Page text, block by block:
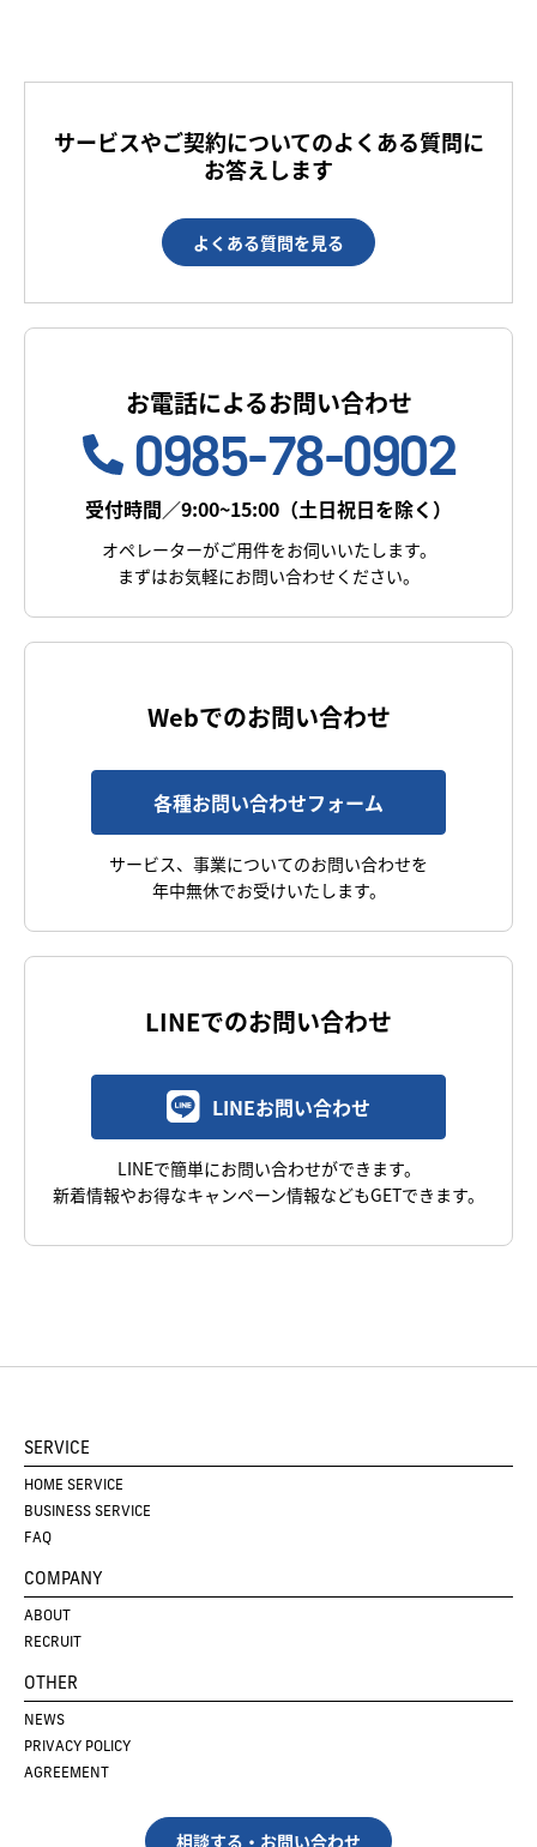
サービスやご契約についてのよくある質問に
お答えします
よくある質問を見る
お電話によるお問い合わせ
0985-78-0902
受付時間／9:00~15:00（土日祝日を除く）
オペレーターがご用件をお伺いいたします。
まずはお気軽にお問い合わせください。
Webでのお問い合わせ
各種お問い合わせフォーム
サービス、事業についてのお問い合わせを
年中無休でお受けいたします。
LINEでのお問い合わせ
LINEお問い合わせ
LINEで簡単にお問い合わせができます。
新着情報やお得なキャンペーン情報などもGETできます。
SERVICE
HOME SERVICE
BUSINESS SERVICE
FAQ
COMPANY
ABOUT
RECRUIT
OTHER
NEWS
PRIVACY POLICY
AGREEMENT
相談する・お問い合わせ